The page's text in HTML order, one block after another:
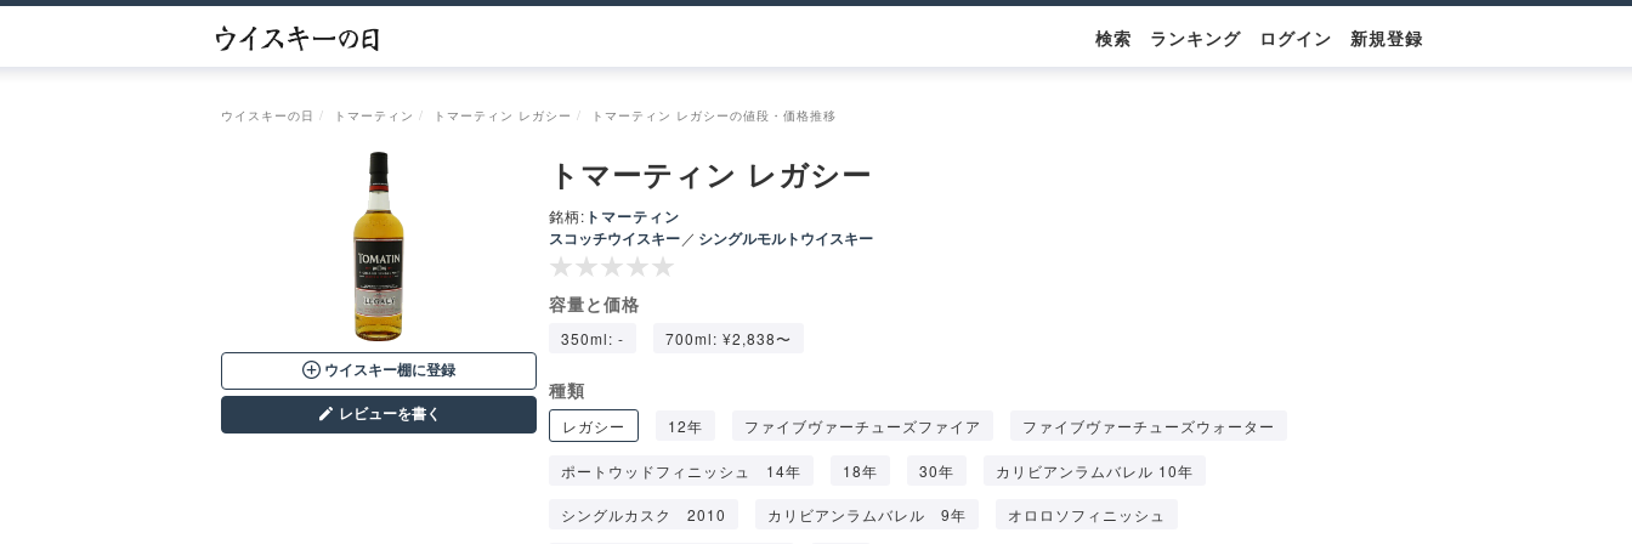
検索 ランキング ログイン 新規登録
ウイスキーの日 トマーティン トマーティン レガシー トマーティン レガシーの値段・価格推移
ウイスキー棚に登録
レビューを書く
トマーティン レガシー
銘柄: トマーティン
スコッチウイスキー ／ シングルモルトウイスキー
容量と価格
350ml: - 700ml: ¥2,838〜
種類
レガシー 12年 ファイブヴァーチューズファイア ファイブヴァーチューズウォーター
ポートウッドフィニッシュ 14年 18年 30年 カリビアンラムバレル 10年
シングルカスク 2010 カリビアンラムバレル 9年 オロロソフィニッシュ